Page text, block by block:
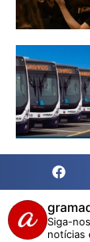
Siga-
notícias